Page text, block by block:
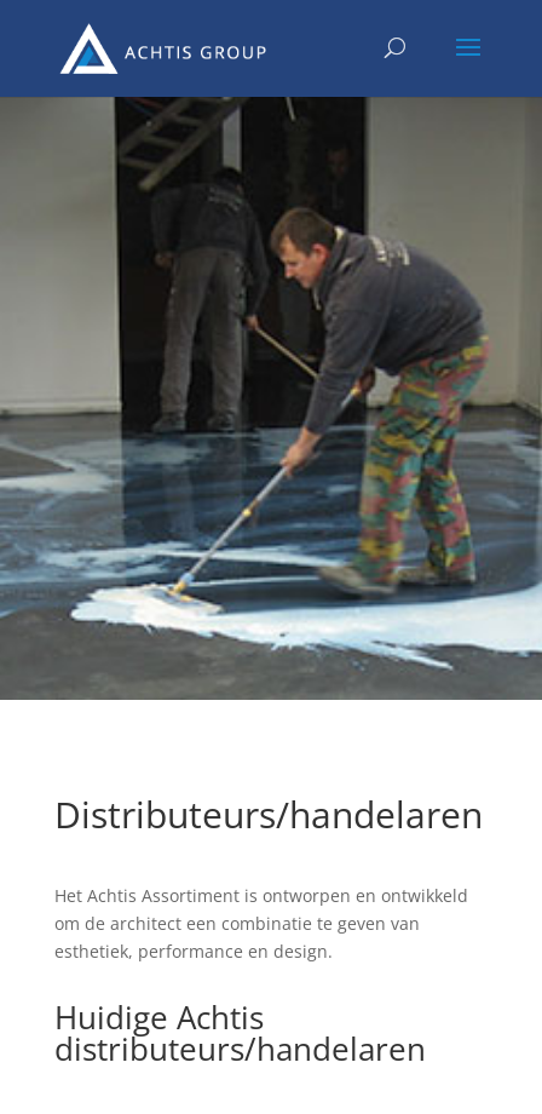
Distributeurs/handelaren
Het Achtis Assortiment is ontworpen en ontwikkeld
om de architect een combinatie te geven van
esthetiek, performance en design.
Huidige Achtis
distributeurs/handelaren